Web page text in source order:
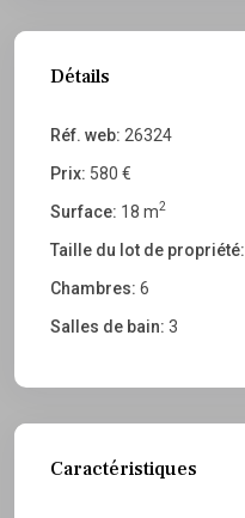
Détails
Réf. web: 26324
Prix: 580 €
Surface: 18 m2
Taille du lot de propriété:
Chambres: 6
Salles de bain: 3
Caractéristiques